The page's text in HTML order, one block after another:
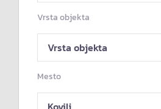
Vrsta objekta
Mesto